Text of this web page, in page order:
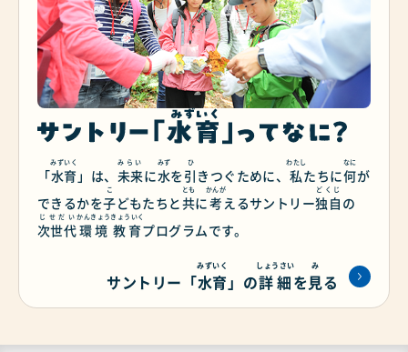
「水育
みずいく
」は、 未来
みらい
に水
みず
を引
ひ
きつぐために、 私
わたし
たちに何
なに
が
できるかを子
こ
どもたちと 共
とも
に考
かんが
えるサントリー独自
どくじ
の
次世代
じせだい
環境
かんきょう
教育
きょういく
プログラムです。
サントリー「水育
みずいく
」の詳細
しょうさい
を見
み
る